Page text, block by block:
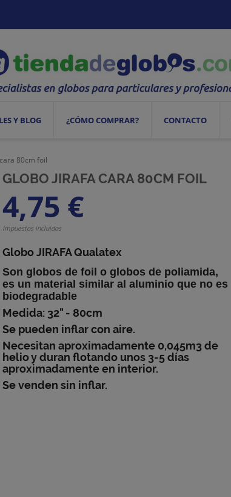
Y BLOG ¿CÓMO COMPRAR? CONTACTO
80cm foil
GLOBO JIRAFA CARA 80CM FOIL
4,75 €
Impuestos incluidos
Globo JIRAFA Qualatex
Songlobos de foil oglobos de poliamida,
es un material similar al aluminio que no es
biodegradable
Medida: 32" - 80cm
Se pueden inflar con aire.
Necesitan aproximadamente 0,045m3 de
helio y duran flotando unos 3-5 días
aproximadamente en interior.
Se venden sin inflar.